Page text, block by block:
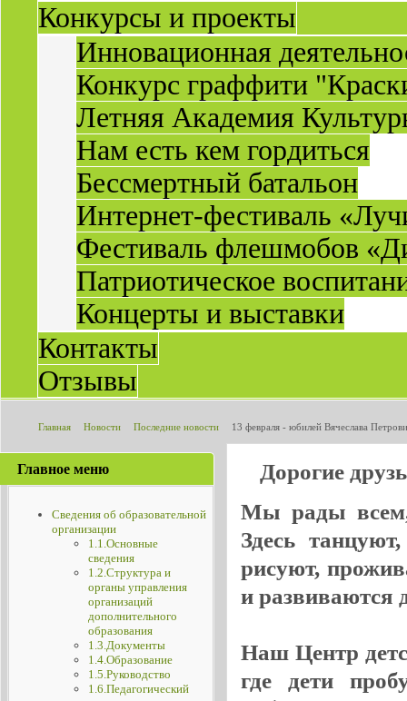
Конкурсы и проекты
Инновационная
Конкурс граффити
Летняя Академия
Нам есть кем гордиться
Бессмертный батальон
Интернет-фестиваль
Фестиваль флешмобов
Патриотическое
Концерты и выставки
Контакты
Отзывы
Главная Новости Последние новости 13 февраля - юбилей Вячеслава
Главное меню
Сведения об образовательной
организации
1.1.Основные
сведения
1.2.Структура и
органы управления
организаций
дополнительного
образования
1.3.Документы
1.4.Образование
1.5.Руководство
1.6.Педагогический
Дорогие
Мы рады всем,
Здесь
рисуют,
и развиваются
Наш Центр
где дети